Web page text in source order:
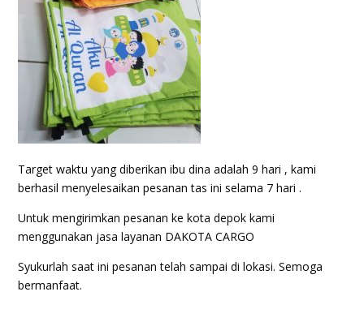
Target waktu yang diberikan ibu dina adalah 9 hari , kami
berhasil menyelesaikan pesanan tas ini selama 7 hari .
Untuk mengirimkan pesanan ke kota depok kami
menggunakan jasa layanan DAKOTA CARGO
Syukurlah saat ini pesanan telah sampai di lokasi. Semoga
bermanfaat.